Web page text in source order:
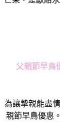
父親節早鳥
為讓摯親能盡
親節早鳥優惠